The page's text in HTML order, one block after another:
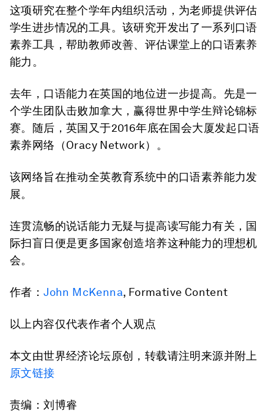
这项研究在整个学年内组织活动，为老师提供评估
学生进步情况的工具。该研究开发出了一系列口语
素养工具，帮助教师改善、评估课堂上的口语素养
能力。
去年，口语能力在英国的地位进一步提高。先是一
个学生团队击败加拿大，赢得世界中学生辩论锦标
赛。随后，英国又于2016年底在国会大厦发起口语
素养网络（Oracy Network）。
该网络旨在推动全英教育系统中的口语素养能力发
展。
连贯流畅的说话能力无疑与提高读写能力有关，国
际扫盲日便是更多国家创造培养这种能力的理想机
会。
作者：John McKenna, Formative Content
以上内容仅代表作者个人观点
本文由世界经济论坛原创，转载请注明来源并附上
原文链接
责编：刘博睿